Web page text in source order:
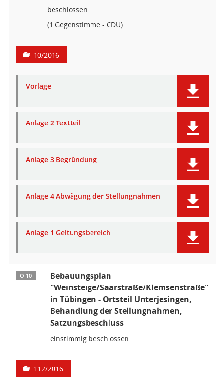
beschlossen
(1 Gegenstimme - CDU)
10/2016
Vorlage
Anlage 2 Textteil
Anlage 3 Begründung
Anlage 4 Abwägung der Stellungnahmen
Anlage 1 Geltungsbereich
Ö 10
Bebauungsplan
"Weinsteige/Saarstraße/Klemsenstraße"
in Tübingen - Ortsteil Unterjesingen,
Behandlung der Stellungnahmen,
Satzungsbeschluss
einstimmig beschlossen
112/2016